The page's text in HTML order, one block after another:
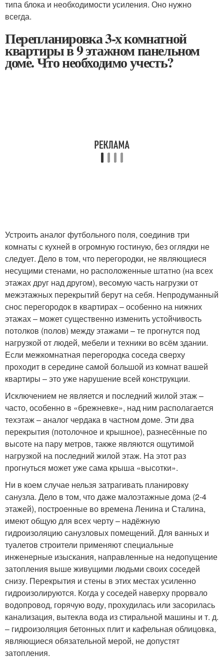
типа блока и необходимости усиления. Оно нужно
всегда.
Перепланировка 3-х комнатной
квартиры в 9 этажном панельном
доме. Что необходимо учесть?
Устроить аналог футбольного поля, соединив три
комнаты с кухней в огромную гостиную, без оглядки не
следует. Дело в том, что перегородки, не являющиеся
несущими стенами, но расположенные штатно (на всех
этажах друг над другом), весомую часть нагрузки от
межэтажных перекрытий берут на себя. Непродуманный
снос перегородок в квартирах – особенно на нижних
этажах – может существенно изменить устойчивость
потолков (полов) между этажами – те прогнутся под
нагрузкой от людей, мебели и техники во всём здании.
Если межкомнатная перегородка соседа сверху
проходит в середине самой большой из комнат вашей
квартиры – это уже нарушение всей конструкции.
Исключением не является и последний жилой этаж –
часто, особенно в «брежневке», над ним располагается
техэтаж – аналог чердака в частном доме. Эти два
перекрытия (потолочное и крышное), разнесённые по
высоте на пару метров, также являются ощутимой
нагрузкой на последний жилой этаж. На этот раз
прогнуться может уже сама крыша «высотки».
Ни в коем случае нельзя затрагивать планировку
санузла. Дело в том, что даже малоэтажные дома (2-4
этажей), построенные во времена Ленина и Сталина,
имеют общую для всех черту – надёжную
гидроизоляцию санузловых помещений. Для ванных и
туалетов строители применяют специальные
инженерные изыскания, направленные на недопущение
затопления выше живущими людьми своих соседей
снизу. Перекрытия и стены в этих местах усиленно
гидроизолируются. Когда у соседей наверху прорвало
водопровод, горячую воду, прохудилась или засорилась
канализация, вытекла вода из стиральной машины и т. д.
– гидроизоляция бетонных плит и кафельная облицовка,
являющиеся обязательной мерой, не допустят
затопления.